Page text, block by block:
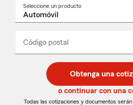
Seleccione un producto
desplegable
Código postal
de
5
dígitos
de
5
dígitos
_____
Obtenga una
o continuar con una
Todas las cotizaciones y documentos